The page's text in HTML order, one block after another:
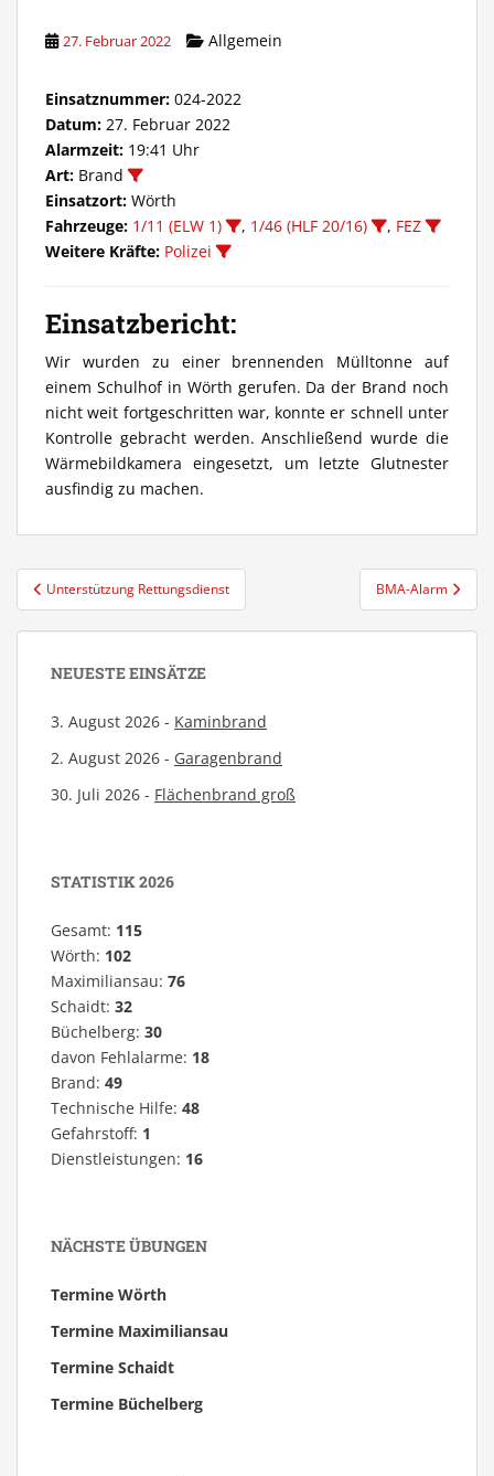
27. Februar 2022 Allgemein
Einsatznummer: 024-2022
Datum: 27. Februar 2022
Alarmzeit: 19:41 Uhr
Art: Brand
Einsatzort: Wörth
Fahrzeuge: 1/11 (ELW 1) , 1/46 (HLF 20/16) , FEZ
Weitere Kräfte: Polizei
Einsatzbericht:
Wir wurden zu einer brennenden Mülltonne auf
einem Schulhof in Wörth gerufen. Da der Brand noch
nicht weit fortgeschritten war, konnte er schnell unter
Kontrolle gebracht werden. Anschließend wurde die
Wärmebildkamera eingesetzt, um letzte Glutnester
ausfindig zu machen.
Beitragsnavigation
Unterstützung Rettungsdienst BMA-Alarm
NEUESTE EINSÄTZE
3. August 2026 - Kaminbrand
2. August 2026 - Garagenbrand
30. Juli 2026 - Flächenbrand groß
STATISTIK 2026
Gesamt: 115
Wörth: 102
Maximiliansau: 76
Schaidt: 32
Büchelberg: 30
davon Fehlalarme: 18
Brand: 49
Technische Hilfe: 48
Gefahrstoff: 1
Dienstleistungen: 16
NÄCHSTE ÜBUNGEN
Termine Wörth
Termine Maximiliansau
Termine Schaidt
Termine Büchelberg